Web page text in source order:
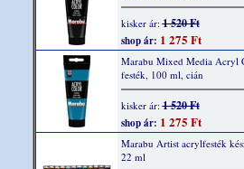
kisker ár:1 520 Ft
shop ár: 1 275 Ft
Marabu Mixed Media Acryl
festék, 100 ml, cián
kisker ár:1 520 Ft
shop ár: 1 275 Ft
Marabu Artist acrylfesték
22 ml